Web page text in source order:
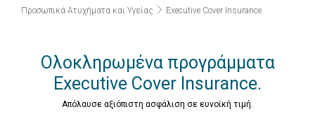
Προσωπικά Ατυχήματα και Υγείας
Executive Cover Insurance
Ολοκληρωμένα προγράμματα
Executive Cover Insurance.
Απόλαυσε αξιόπιστη ασφάλιση σε ευνοϊκή τιμή.